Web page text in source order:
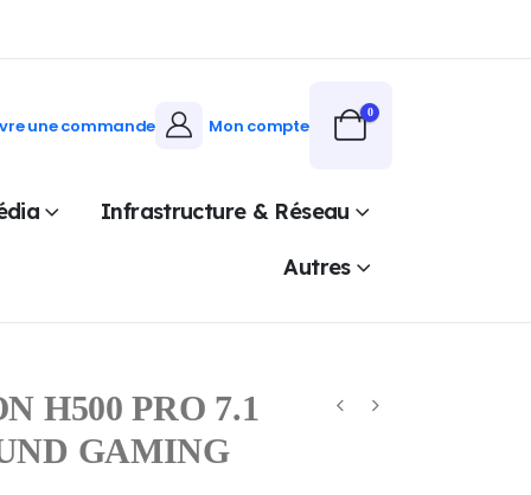
une commande Mon compte
0
Infrastructure & Réseau
Autres
H500 PRO 7.1
GAMING